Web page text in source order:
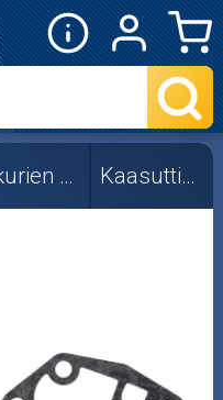
Ajoleikkurien osat Kaasuttimet